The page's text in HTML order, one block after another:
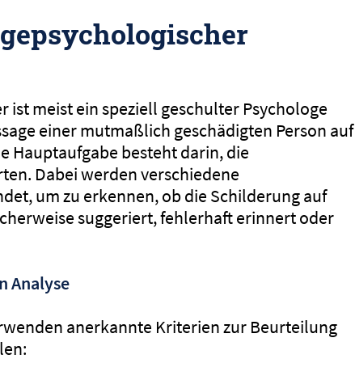
ist meist ein speziell geschulter Psychologe
einer mutmaßlich geschädigten Person auf
Hauptaufgabe besteht darin, die
Dabei werden verschiedene
um zu erkennen, ob die Schilderung auf
suggeriert, fehlerhaft erinnert oder
Analyse
anerkannte Kriterien zur Beurteilung